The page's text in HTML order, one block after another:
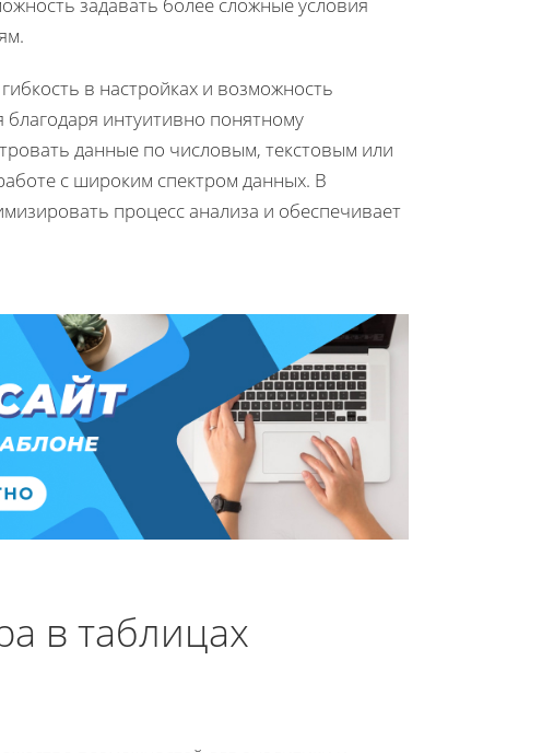
в настройках и возможность
благодаря интуитивно понятному
данные по числовым, текстовым или
с широким спектром данных. В
процесс анализа и обеспечивает
в таблицах